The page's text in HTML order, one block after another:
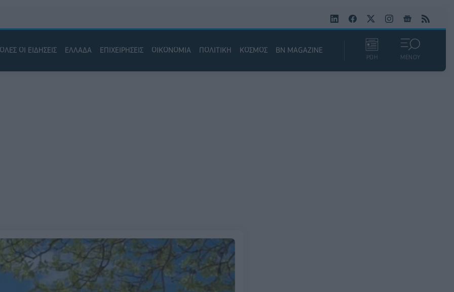
ΟΛΕΣ ΟΙ ΕΙΔΗΣΕΙΣ ΕΛΛΑΔΑ ΕΠΙΧΕΙΡΗΣΕΙΣ ΟΙΚΟΝΟΜΙΑ ΠΟΛΙΤΙΚΗ ΚΟΣΜΟΣ BN MAGAZINE
ΡΟΗ ΜΕΝΟΥ